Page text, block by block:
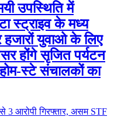
उपस्थिति में
स्ट्राइव के मध्य
युवाओ के लिए
होंगे सृजित पर्यटन
स्टे संचालकों का